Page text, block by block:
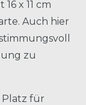
x 11 cm
Auch hier
zu
Platz für